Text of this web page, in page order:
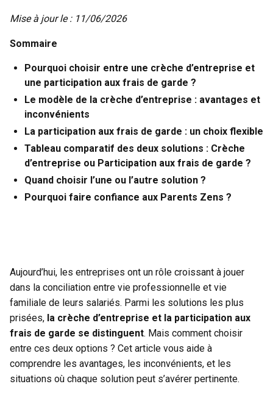
Mise à jour le : 11/06/2026
Sommaire
Pourquoi choisir entre une crèche d’entreprise et
une participation aux frais de garde ?
Le modèle de la crèche d’entreprise : avantages et
inconvénients
La participation aux frais de garde : un choix flexible
Tableau comparatif des deux solutions : Crèche
d’entreprise ou Participation aux frais de garde ?
Quand choisir l’une ou l’autre solution ?
Pourquoi faire confiance aux Parents Zens ?
Aujourd’hui, les entreprises ont un rôle croissant à jouer
dans la conciliation entre vie professionnelle et vie
familiale de leurs salariés. Parmi les solutions les plus
prisées, la crèche d’entreprise et la participation aux
frais de garde se distinguent. Mais comment choisir
entre ces deux options ? Cet article vous aide à
comprendre les avantages, les inconvénients, et les
situations où chaque solution peut s’avérer pertinente.